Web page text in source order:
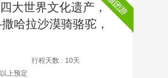
大世界文化遗产，
哈拉沙漠骑骆驼，
行程天数 : 10天
上预定